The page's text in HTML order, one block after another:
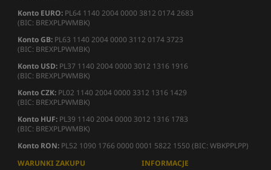
Konto EURO: PL64 1140 2004 0000 3812 0174 2683
(BIC: BREXPLPWMBK)
Konto GB: PL63 1140 2004 0000 3112 0174 3723
(BIC: BREXPLPWMBK)
Konto USD: PL37 1140 2004 0000 3012 1316 1916
(BIC: BREXPLPWMBK)
Konto CZK: PL02 1140 2004 0000 3312 1316 1429
(BIC: BREXPLPWMBK)
Konto HUF: PL39 1140 2004 0000 3012 1316 1783
(BIC: BREXPLPWMBK)
Konto RON: PL52 1090 1766 0000 0001 5822 1550 (BIC: WBKPPLPP)
WARUNKI ZAKUPU
INFORMACJE